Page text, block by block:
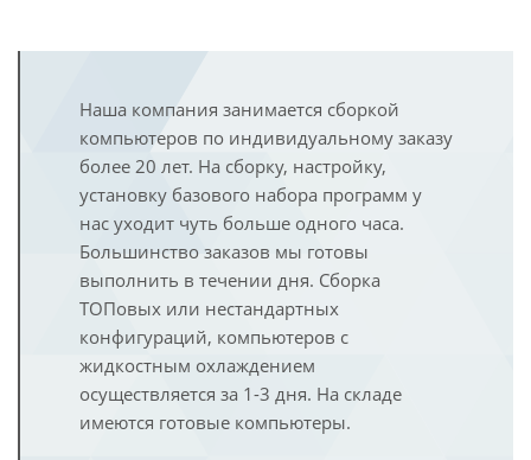
Наша компания занимается сборкой
компьютеров по индивидуальному заказу
более 20 лет. На сборку, настройку,
установку базового набора программ у
нас уходит чуть больше одного часа.
Большинство заказов мы готовы
выполнить в течении дня. Сборка
ТОПовых или нестандартных
конфигураций, компьютеров с
жидкостным охлаждением
осуществляется за 1-3 дня. На складе
имеются готовые компьютеры.